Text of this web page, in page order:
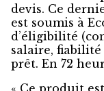
devis. Ce
est soumis à
d’éligibilité
salaire, fiabilité
prêt. En 72
« Ce produit